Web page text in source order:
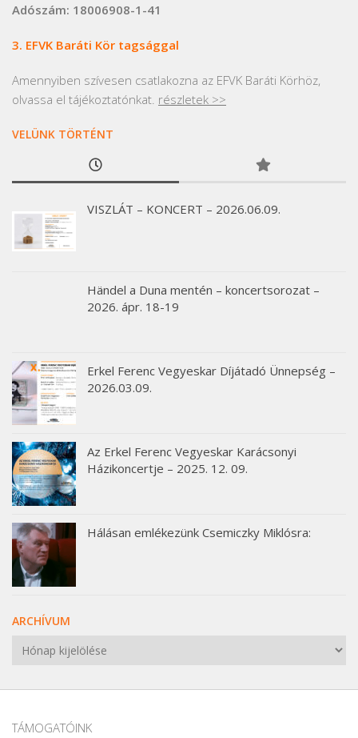
Adószám: 18006908-1-41
3. EFVK Baráti Kör tagsággal
Amennyiben szívesen csatlakozna az EFVK Baráti Körhöz,
olvassa el tájékoztatónkat. részletek >>
VELÜNK TÖRTÉNT
VISZLÁT – KONCERT – 2026.06.09.
Händel a Duna mentén – koncertsorozat –
2026. ápr. 18-19
Erkel Ferenc Vegyeskar Díjátadó Ünnepség –
2026.03.09.
Az Erkel Ferenc Vegyeskar Karácsonyi
Házikoncertje – 2025. 12. 09.
Hálásan emlékezünk Csemiczky Miklósra:
ARCHÍVUM
Archívum
TÁMOGATÓINK